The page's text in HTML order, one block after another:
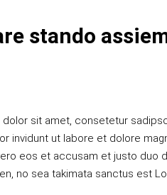
stando
sit amet, consetetur
invidunt ut labore et dolore
eos et accusam et justo duo
no sea takimata sanctus est
sit amet, consetetur
invidunt ut labore et dolore
eos et accusam et justo duo